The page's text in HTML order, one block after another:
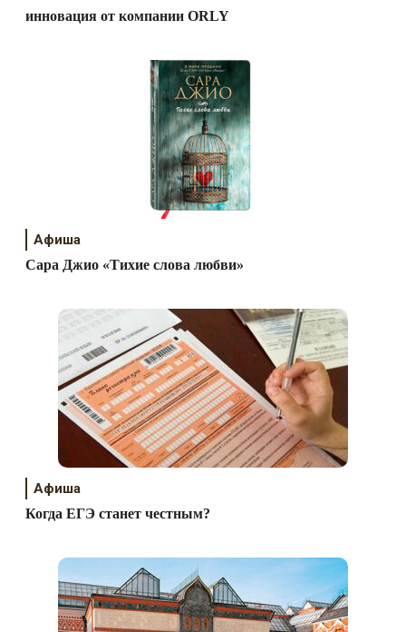
инновация от компании ORLY
Афиша
Сара Джио «Тихие слова любви»
Афиша
Когда ЕГЭ станет честным?